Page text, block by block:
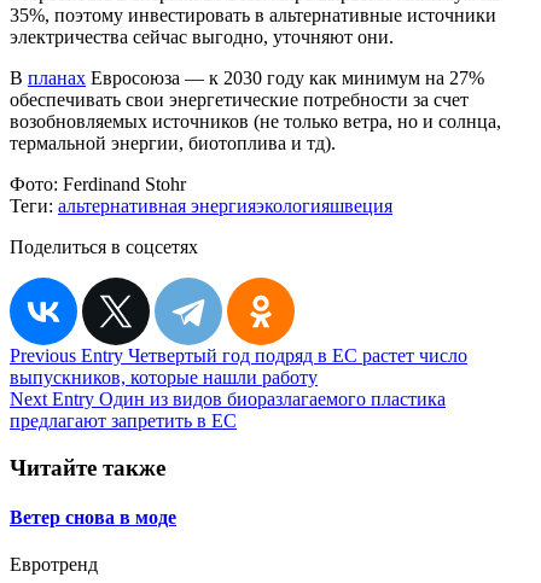
35%, поэтому инвестировать в альтернативные источники
электричества сейчас выгодно, уточняют они.
В планах Евросоюза — к 2030 году как минимум на 27%
обеспечивать свои энергетические потребности за счет
возобновляемых источников (не только ветра, но и солнца,
термальной энергии, биотоплива и тд).
Фото: Ferdinand Stohr
Теги: альтернативная энергияэкологияшвеция
Поделиться в соцсетях
Навигация
по
записям
Previous Entry Четвертый год подряд в ЕС растет число
выпускников, которые нашли работу
Next Entry Один из видов биоразлагаемого пластика
предлагают запретить в ЕС
Читайте также
Ветер снова в моде
Евротренд